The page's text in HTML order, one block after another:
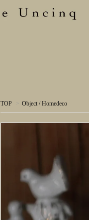
TOP > Object / Homedeco